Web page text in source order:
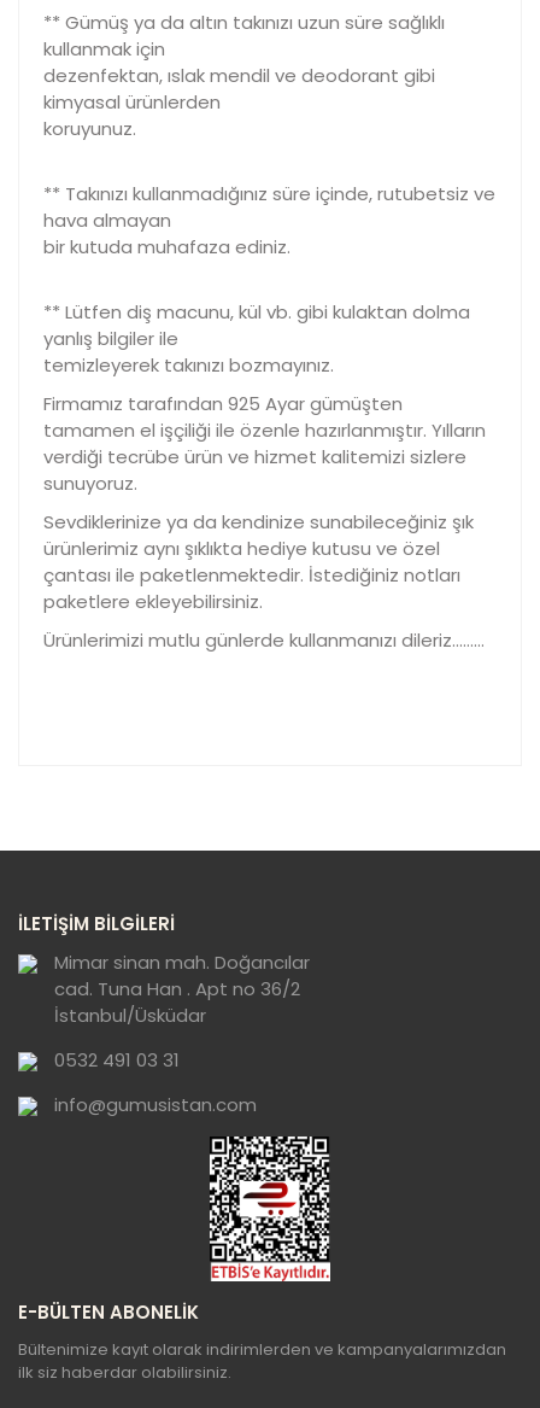
** Gümüş ya da altın takınızı uzun süre sağlıklı
kullanmak için
dezenfektan, ıslak mendil ve deodorant gibi
kimyasal ürünlerden
koruyunuz.
** Takınızı kullanmadığınız süre içinde, rutubetsiz ve
hava almayan
bir kutuda muhafaza ediniz.
** Lütfen diş macunu, kül vb. gibi kulaktan dolma
yanlış bilgiler ile
temizleyerek takınızı bozmayınız.
Firmamız tarafından 925 Ayar gümüşten
tamamen el işçiliği ile özenle hazırlanmıştır. Yılların
verdiği tecrübe ürün ve hizmet kalitemizi sizlere
sunuyoruz.
Sevdiklerinize ya da kendinize sunabileceğiniz şık
ürünlerimiz aynı şıklıkta hediye kutusu ve özel
çantası ile paketlenmektedir. İstediğiniz notları
paketlere ekleyebilirsiniz.
Ürünlerimizi mutlu günlerde kullanmanızı dileriz………
görüntülenemiyor.
Ürün açıklamasında eksik bilgiler bulunuyor.
Ürün bilgilerinde hatalar bulunuyor.
Ürün fiyatı diğer sitelerden daha pahalı.
Bu ürüne benzer farklı alternatifler olmalı.
Gönder
İLETİŞİM BİLGİLERİ
Mimar sinan mah. Doğancılar
cad. Tuna Han . Apt no 36/2
İstanbul/Üsküdar
0532 491 03 31
info@gumusistan.com
E-BÜLTEN ABONELİK
Bültenimize kayıt olarak indirimlerden ve kampanyalarımızdan
ilk siz haberdar olabilirsiniz.